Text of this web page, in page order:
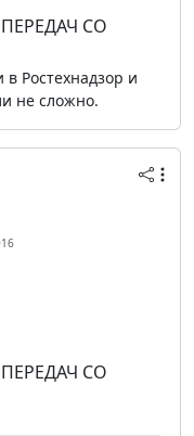
СО
в Ростехнадзор и
не сложно.
СО